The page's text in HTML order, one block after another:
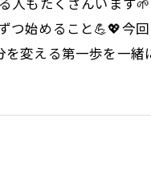
人もたくさんいます
始めること💪💖今回
変える第一歩を一緒